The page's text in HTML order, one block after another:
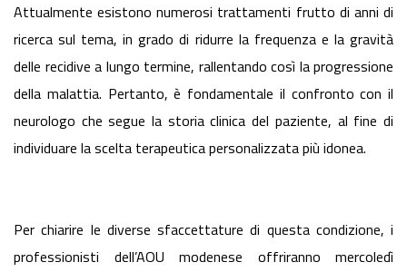
Attualmente esistono numerosi trattamenti frutto di anni di
ricerca sul tema, in grado di ridurre la frequenza e la gravità
delle recidive a lungo termine, rallentando così la progressione
della malattia. Pertanto, è fondamentale il confronto con il
neurologo che segue la storia clinica del paziente, al fine di
individuare la scelta terapeutica personalizzata più idonea.
Per chiarire le diverse sfaccettature di questa condizione, i
professionisti dell’AOU modenese offriranno mercoledì